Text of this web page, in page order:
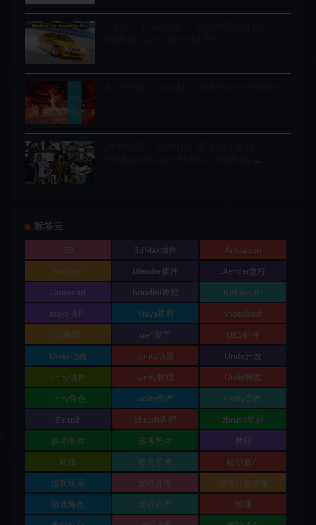
标签云
3D 3dMax插件 Artstation
blender Blender插件 Blender教程
Gumroad houdini教程 Kitbash3D
maya插件 Maya教程 photobash
ps教程 ue4资产 UE5插件
Unity动画 Unity场景 Unity开发
unity插件 Unity材质 Unity特效
unity角色 unity资产 Unity音效
Zbrush zbrush教程 zbrush笔刷
参考图片 参考照片 教程
材质 概念艺术 模型资产
游戏场景 游戏开发 游戏开发模板
游戏角色 游戏资产 纹理